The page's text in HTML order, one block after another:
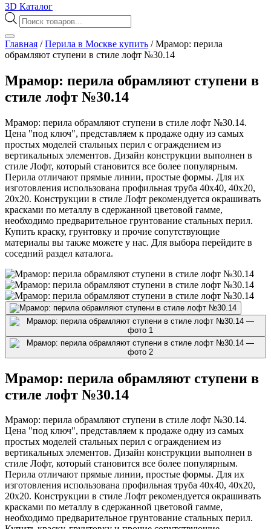
3D Каталог
Поиск
товаров
Главная /Перила в Москве купить /Мрамор: перила
обрамляют ступени в стиле лофт №30.14
Мрамор: перила обрамляют ступени в
стиле лофт №30.14
Мрамор: перила обрамляют ступени в стиле лофт №30.14.
Цена "под ключ", представляем к продаже одну из самых
простых моделей стальных перил с ограждением из
вертикальных элементов. Дизайн конструкции выполнен в
стиле Лофт, который становится все более популярным.
Перила отличают прямые линии, простые формы. Для их
изготовления использована профильная труба 40х40, 40х20,
20х20. Конструкции в стиле Лофт рекомендуется окрашивать
красками по металлу в сдержанной цветовой гамме,
необходимо предварительное грунтование стальных перил.
Купить краску, грунтовку и прочие сопутствующие
материалы вы также можете у нас. Для выбора перейдите в
соседний раздел каталога.
Мрамор: перила обрамляют ступени в
стиле лофт №30.14
Мрамор: перила обрамляют ступени в стиле лофт №30.14.
Цена "под ключ", представляем к продаже одну из самых
простых моделей стальных перил с ограждением из
вертикальных элементов. Дизайн конструкции выполнен в
стиле Лофт, который становится все более популярным.
Перила отличают прямые линии, простые формы. Для их
изготовления использована профильная труба 40х40, 40х20,
20х20. Конструкции в стиле Лофт рекомендуется окрашивать
красками по металлу в сдержанной цветовой гамме,
необходимо предварительное грунтование стальных перил.